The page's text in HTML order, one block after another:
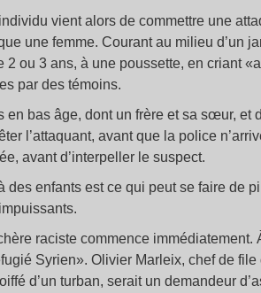
vient alors de commettre une
une femme. Courant au milieu d’un
2 ou 3 ans, à une poussette, en criant
par des témoins.
en bas âge, dont un frère et sa sœur,
l’attaquant, avant que la police
avant d’interpeller le suspect.
des enfants est ce qui peut se faire de
raciste commence immédiatement.
Syrien». Olivier Marleix, chef de
d’un turban, serait un demandeur